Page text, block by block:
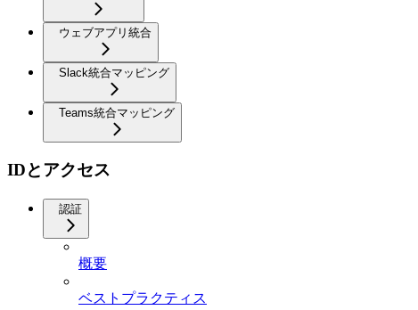
ウェブアプリ統合
Slack統合マッピング
Teams統合マッピング
IDとアクセス
認証
概要
ベストプラクティス